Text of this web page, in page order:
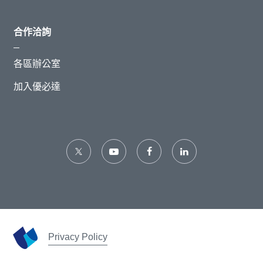
合作洽詢
各區辦公室
加入優必達
Privacy Policy